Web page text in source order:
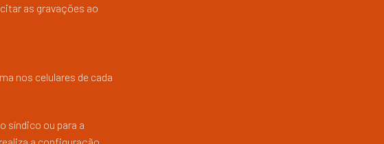
as gravações ao
nos celulares de cada
síndico ou para a